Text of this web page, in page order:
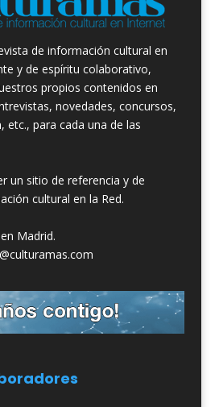
de información cultural en
y de espíritu colaborativo,
propios contenidos en
novedades, concursos,
etc., para cada una de las
un sitio de referencia y de
cultural en la Red.
Madrid.